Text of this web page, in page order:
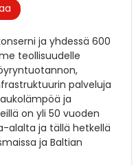
ja yhdessä 600
teollisuudelle
palveluja
ja
on yli 50 vuoden
alalta ja tällä hetkellä
ja Baltian